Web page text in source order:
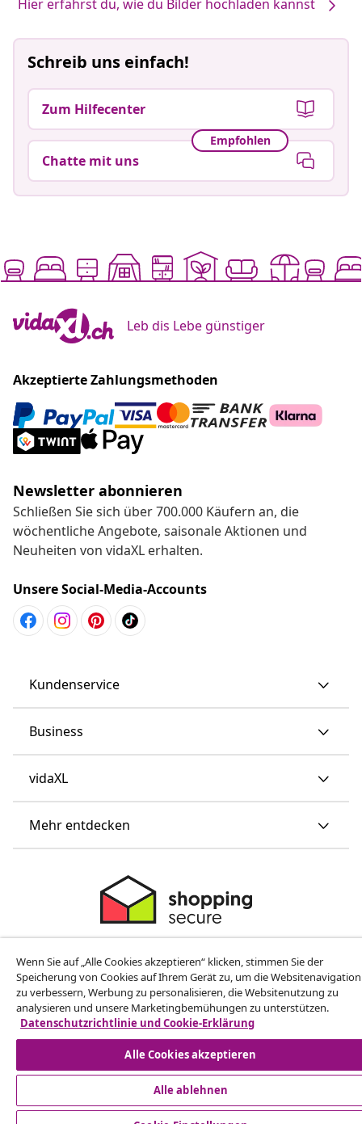
Hier erfährst du, wie du Bilder hochladen kannst
Schreib uns einfach!
Zum Hilfecenter
Empfohlen
Chatte mit uns
Leb dis Lebe günstiger
Akzeptierte Zahlungsmethoden
Newsletter abonnieren
Schließen Sie sich über 700.000 Käufern an, die
wöchentliche Angebote, saisonale Aktionen und
Neuheiten von vidaXL erhalten.
Unsere Social-Media-Accounts
Kundenservice
Business
vidaXL
Mehr entdecken
© 2008-2026 vidaXL www.vidaxl.ch ist eine Website von TM
Handelsgesellschaft GmbH
Wenn Sie auf „Alle Cookies akzeptieren“ klicken, stimmen Sie der
Speicherung von Cookies auf Ihrem Gerät zu, um die Websitenavigation
zu verbessern, Werbung zu personalisieren, die Websitenutzung zu
analysieren und unsere Marketingbemühungen zu unterstützen.
Datenschutzrichtlinie und Cookie-Erklärung
Alle Cookies akzeptieren
Alle ablehnen